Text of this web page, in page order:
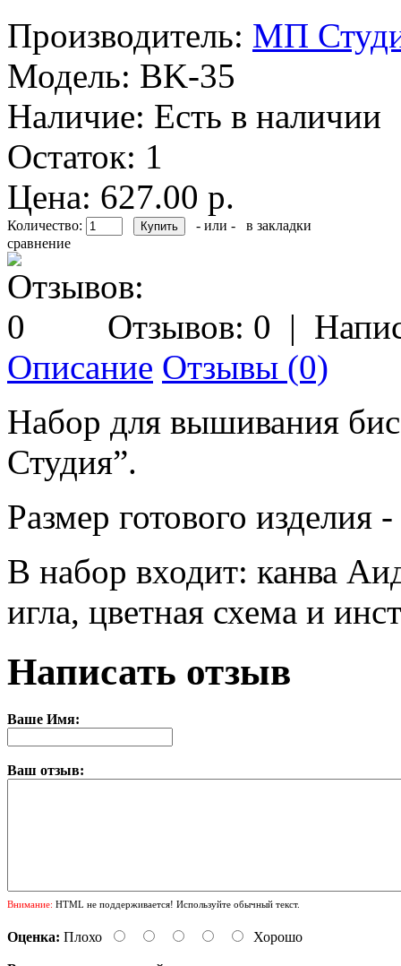
Производитель: МП
Модель: BK-35
Наличие: Есть в наличии
Остаток: 1
Цена: 627.00 р.
Количество: - или -
в закладки
сравнение
Отзывов: 0 |
Описание Отзывы (0)
Набор для вышивания
Студия”.
Размер готового изделия
В набор входит: канва
игла, цветная схема и
Написать отзыв
Ваше Имя:
Ваш отзыв:
Внимание: HTML не поддерживается! Используйте обычный текст.
Оценка: Плохо Хорошо